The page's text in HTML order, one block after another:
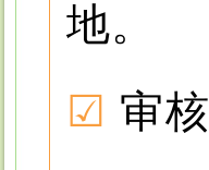
地。
☑ 审